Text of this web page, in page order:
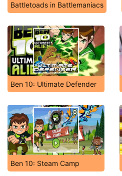
Battletoads in Battlemaniacs
Ben 10: Ultimate Defender
Ben 10: Steam Camp